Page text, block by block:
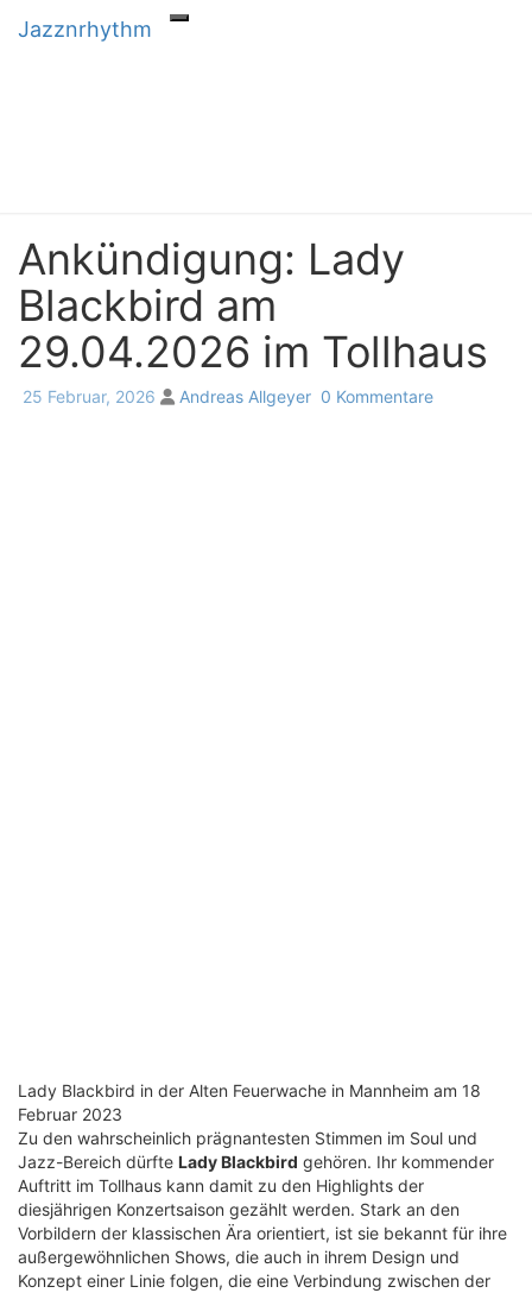
Toggle navigation
Jazznrhythm
Ankündigung:
Lady
Blackbird
am
29.04.2026
im
Tollhaus
Ankündigung: Lady
Blackbird am
29.04.2026 im Tollhaus
25 Februar, 2026 Andreas Allgeyer Kommentare
0 Kommentare
Lady Blackbird in der Alten Feuerwache in Mannheim am 18
Februar 2023
Zu den wahrscheinlich prägnantesten Stimmen im Soul und
Jazz-Bereich dürfte Lady Blackbird gehören. Ihr kommender
Auftritt im Tollhaus kann damit zu den Highlights der
diesjährigen Konzertsaison gezählt werden. Stark an den
Vorbildern der klassischen Ära orientiert, ist sie bekannt für ihre
außergewöhnlichen Shows, die auch in ihrem Design und
Konzept einer Linie folgen, die eine Verbindung zwischen der